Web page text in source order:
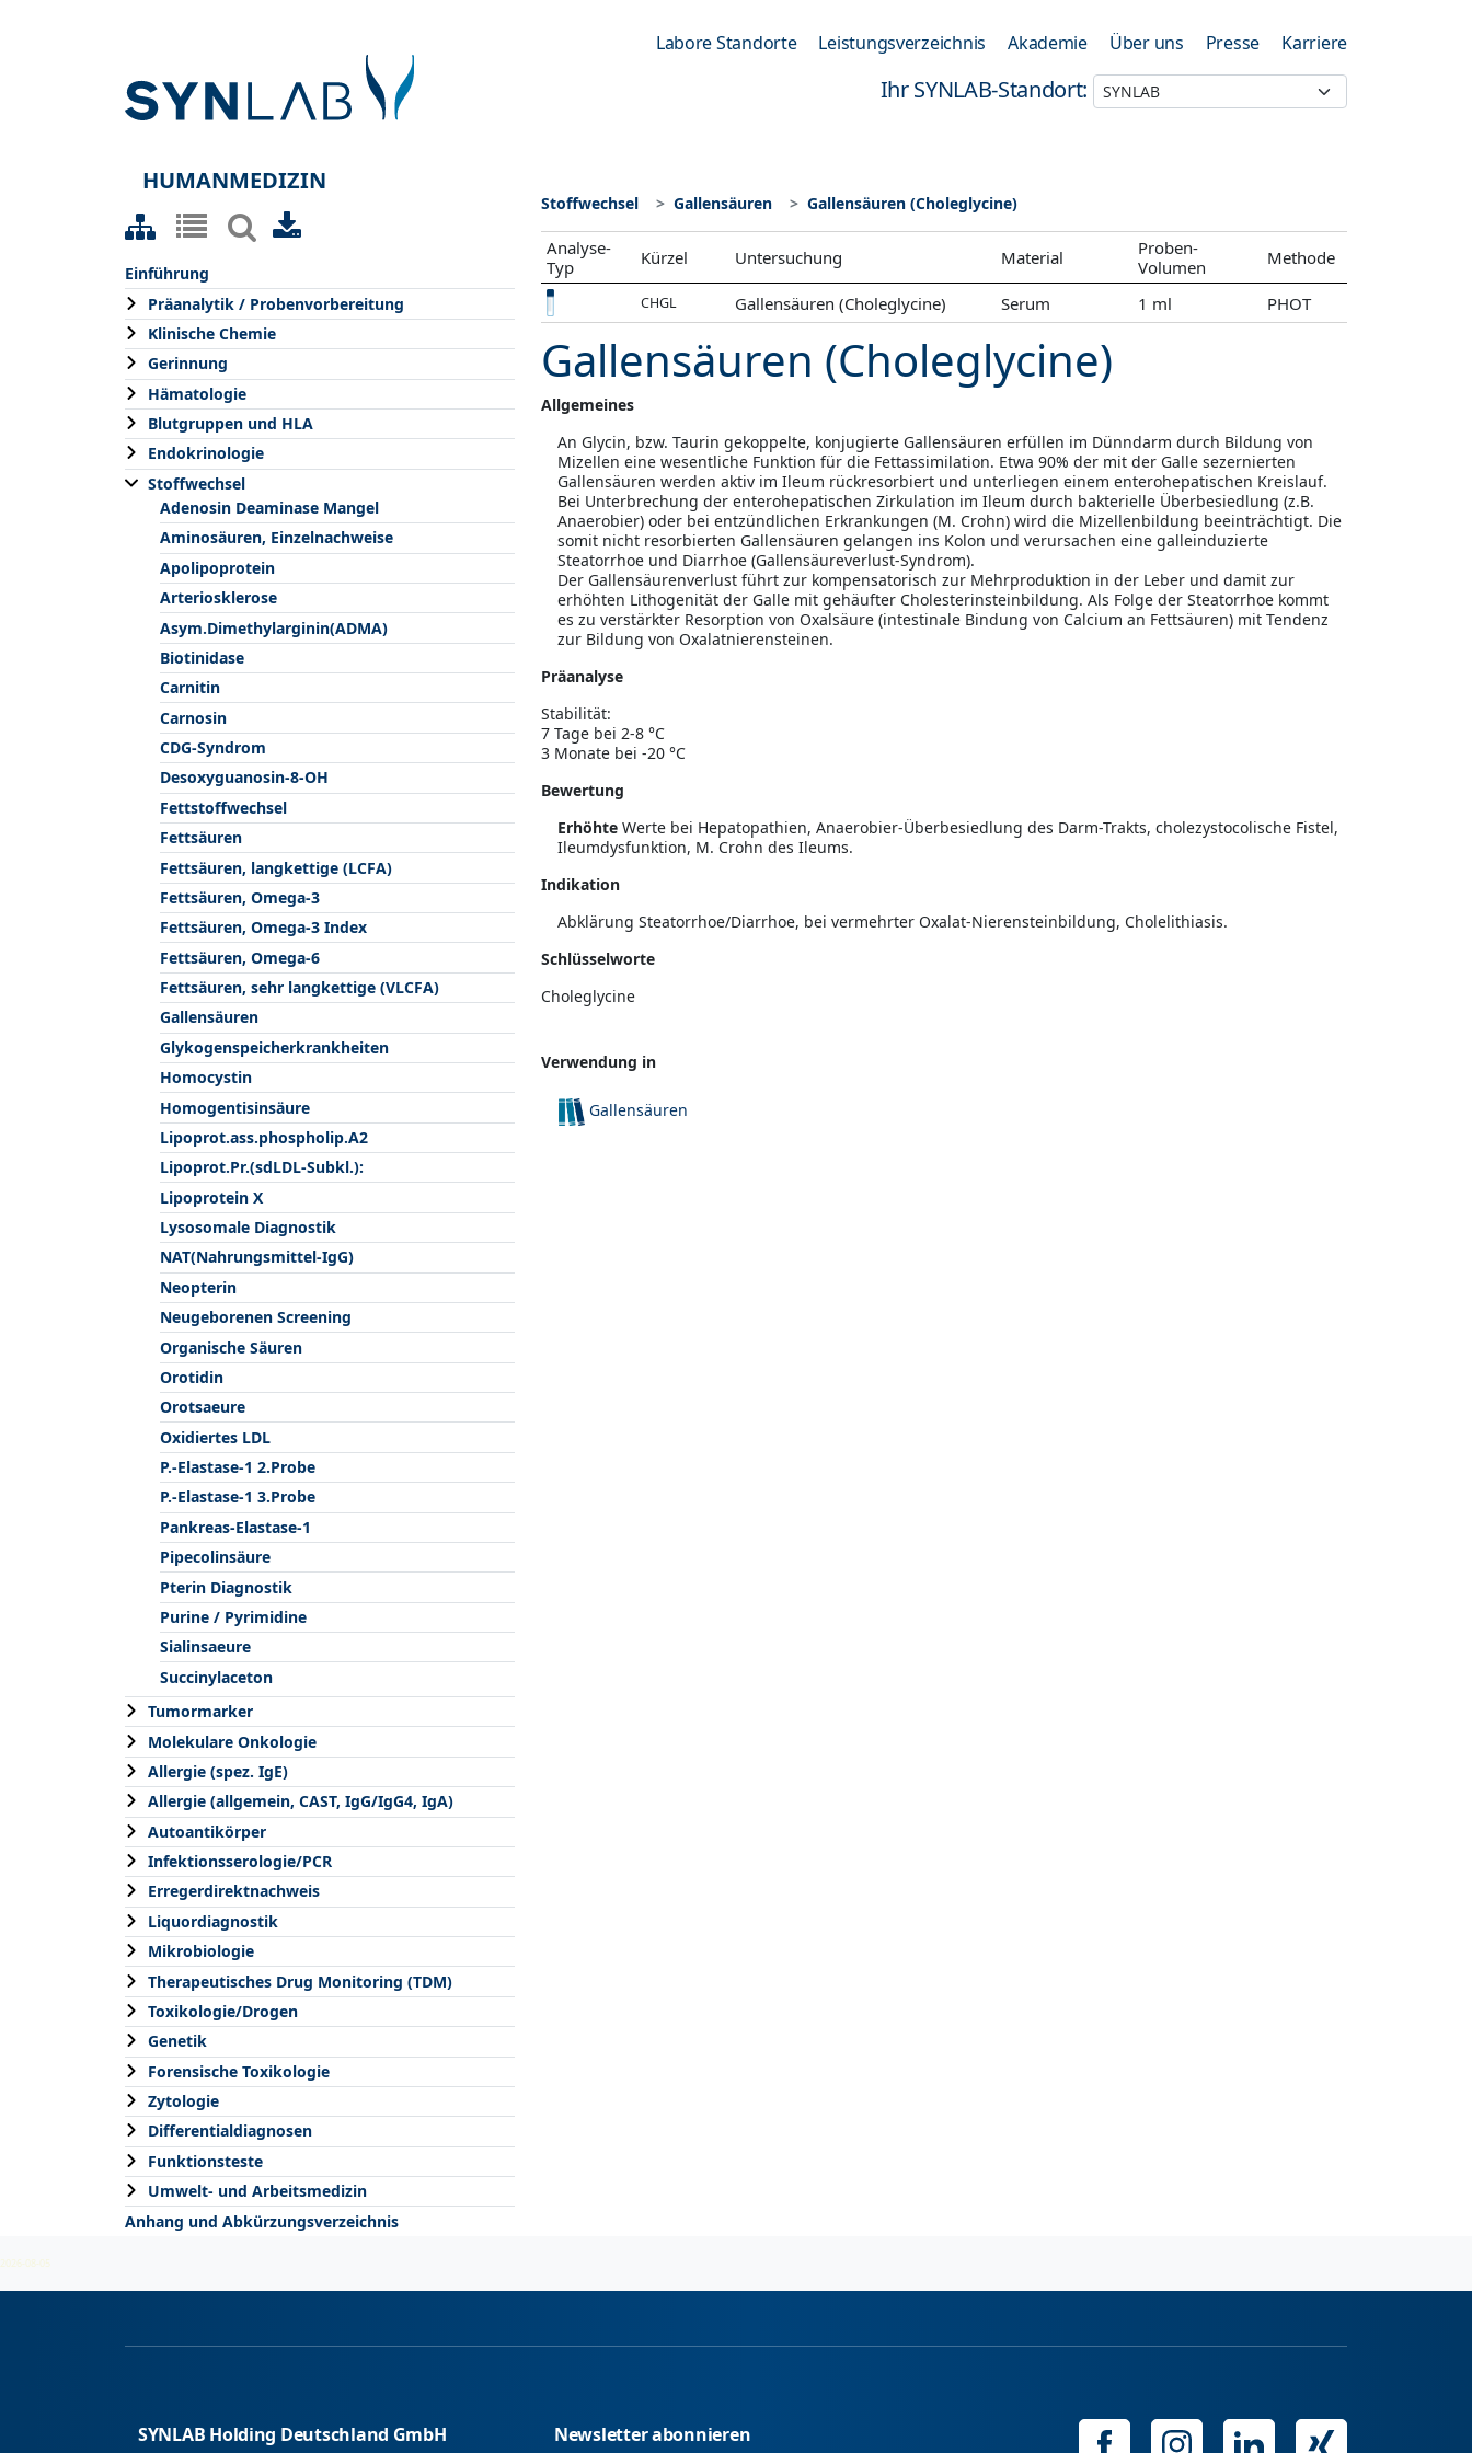
Labore Standorte Leistungsverzeichnis Akademie Über uns Presse Karriere
Ihr SYNLAB-Standort:
HUMANMEDIZIN
Einführung
Präanalytik / Probenvorbereitung
Klinische Chemie
Gerinnung
Hämatologie
Blutgruppen und HLA
Endokrinologie
Stoffwechsel
Adenosin Deaminase Mangel
Aminosäuren, Einzelnachweise
Apolipoprotein
Arteriosklerose
Asym.Dimethylarginin(ADMA)
Biotinidase
Carnitin
Carnosin
CDG-Syndrom
Desoxyguanosin-8-OH
Fettstoffwechsel
Fettsäuren
Fettsäuren, langkettige (LCFA)
Fettsäuren, Omega-3
Fettsäuren, Omega-3 Index
Fettsäuren, Omega-6
Fettsäuren, sehr langkettige (VLCFA)
Gallensäuren
Glykogenspeicherkrankheiten
Homocystin
Homogentisinsäure
Lipoprot.ass.phospholip.A2
Lipoprot.Pr.(sdLDL-Subkl.):
Lipoprotein X
Lysosomale Diagnostik
NAT(Nahrungsmittel-IgG)
Neopterin
Neugeborenen Screening
Organische Säuren
Orotidin
Orotsaeure
Oxidiertes LDL
P.-Elastase-1 2.Probe
P.-Elastase-1 3.Probe
Pankreas-Elastase-1
Pipecolinsäure
Pterin Diagnostik
Purine / Pyrimidine
Sialinsaeure
Succinylaceton
Tumormarker
Molekulare Onkologie
Allergie (spez. IgE)
Allergie (allgemein, CAST, IgG/IgG4, IgA)
Autoantikörper
Infektionsserologie/PCR
Erregerdirektnachweis
Liquordiagnostik
Mikrobiologie
Therapeutisches Drug Monitoring (TDM)
Toxikologie/Drogen
Genetik
Forensische Toxikologie
Zytologie
Differentialdiagnosen
Funktionsteste
Umwelt- und Arbeitsmedizin
Anhang und Abkürzungsverzeichnis
Stoffwechsel Gallensäuren Gallensäuren (Choleglycine)
Analyse-
Typ
Kürzel Untersuchung Material
Proben-
Volumen
Methode
CHGL Gallensäuren (Choleglycine) Serum 1 ml PHOT
Gallensäuren (Choleglycine)
Allgemeines
An Glycin, bzw. Taurin gekoppelte, konjugierte Gallensäuren erfüllen im Dünndarm durch Bildung von
Mizellen eine wesentliche Funktion für die Fettassimilation. Etwa 90% der mit der Galle sezernierten
Gallensäuren werden aktiv im Ileum rückresorbiert und unterliegen einem enterohepatischen Kreislauf.
Bei Unterbrechung der enterohepatischen Zirkulation im Ileum durch bakterielle Überbesiedlung (z.B.
Anaerobier) oder bei entzündlichen Erkrankungen (M. Crohn) wird die Mizellenbildung beeinträchtigt. Die
somit nicht resorbierten Gallensäuren gelangen ins Kolon und verursachen eine galleinduzierte
Steatorrhoe und Diarrhoe (Gallensäureverlust-Syndrom).
Der Gallensäurenverlust führt zur kompensatorisch zur Mehrproduktion in der Leber und damit zur
erhöhten Lithogenität der Galle mit gehäufter Cholesterinsteinbildung. Als Folge der Steatorrhoe kommt
es zu verstärkter Resorption von Oxalsäure (intestinale Bindung von Calcium an Fettsäuren) mit Tendenz
zur Bildung von Oxalatnierensteinen.
Präanalyse
Stabilität:
7 Tage bei 2-8 °C
3 Monate bei -20 °C
Bewertung
Erhöhte Werte bei Hepatopathien, Anaerobier-Überbesiedlung des Darm-Trakts, cholezystocolische Fistel,
Ileumdysfunktion, M. Crohn des Ileums.
Indikation
Abklärung Steatorrhoe/Diarrhoe, bei vermehrter Oxalat-Nierensteinbildung, Cholelithiasis.
Schlüsselworte
Choleglycine
Verwendung in
Gallensäuren
2026-08-05
SYNLAB Holding Deutschland GmbH Newsletter abonnieren